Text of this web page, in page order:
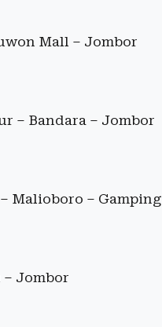
Mall – Jombor
– Bandara – Jombor
Malioboro – Gamping
– Jombor